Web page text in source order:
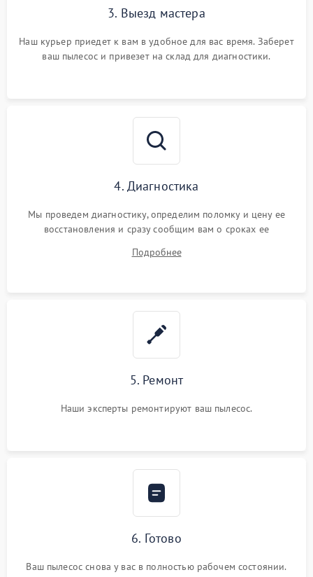
3. Выезд мастера
Наш курьер приедет к вам в удобное для вас время. Заберет
ваш пылесос и привезет на склад для диагностики.
4. Диагностика
Мы проведем диагностику, определим поломку и цену ее
восстановления и сразу сообщим вам о сроках ее
Подробнее
5. Ремонт
Наши эксперты ремонтируют ваш пылесос.
6. Готово
Ваш пылесос снова у вас в полностью рабочем состоянии.